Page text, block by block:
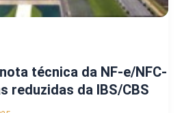
técnica da NF-e/NFC-
reduzidas da IBS/CBS